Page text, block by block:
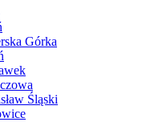
Górka
Śląski